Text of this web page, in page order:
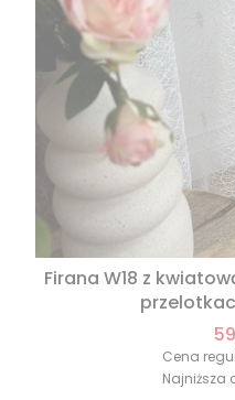
Firana W18 z
Cena
Najniższa